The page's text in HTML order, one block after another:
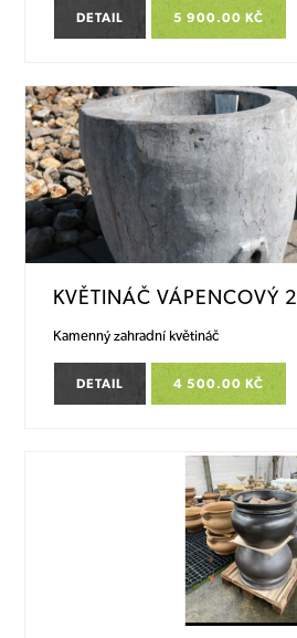
DETAIL 5 900.00 KČ
KVĚTINÁČ VÁPENCOVÝ 2
Kamenný zahradní květináč
DETAIL 4 500.00 KČ